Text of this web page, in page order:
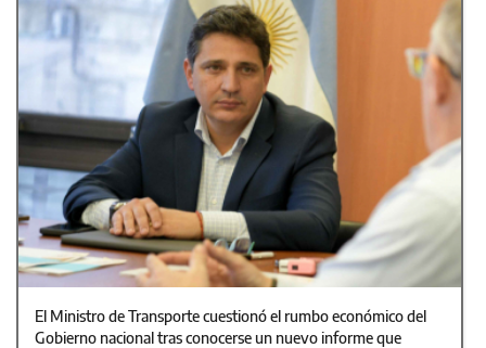
El Ministro de Transporte cuestionó el rumbo económico del
Gobierno nacional tras conocerse un nuevo informe que